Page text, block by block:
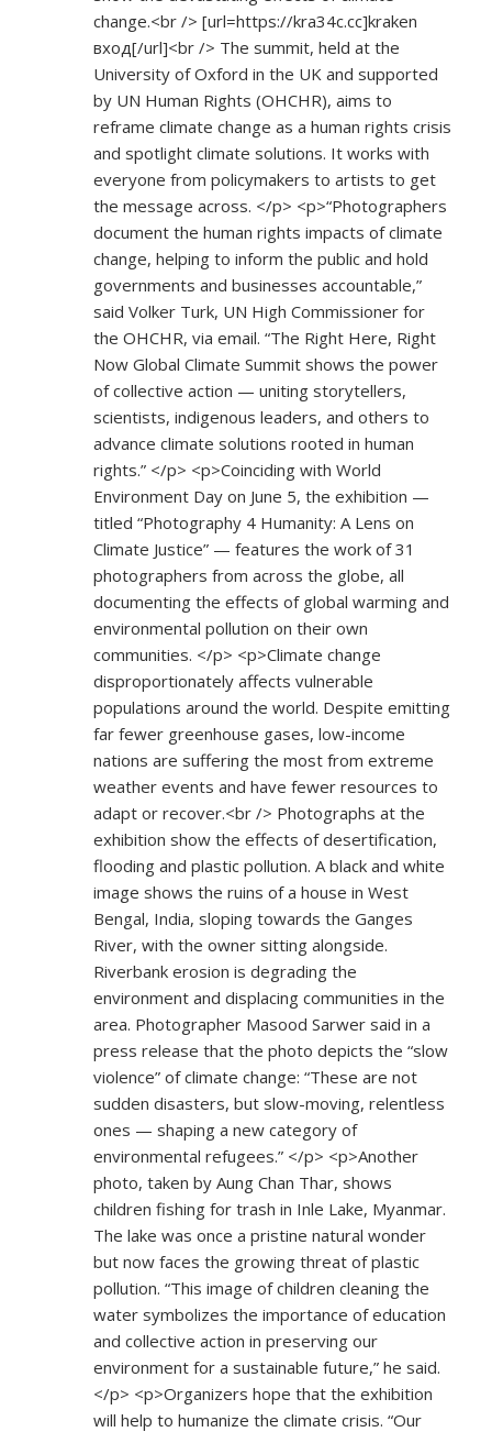
change.<br /> [url=https://kra34c.cc]kraken
вход[/url]<br /> The summit, held at the
University of Oxford in the UK and supported
by UN Human Rights (OHCHR), aims to
reframe climate change as a human rights crisis
and spotlight climate solutions. It works with
everyone from policymakers to artists to get
the message across. </p> <p>“Photographers
document the human rights impacts of climate
change, helping to inform the public and hold
governments and businesses accountable,”
said Volker Turk, UN High Commissioner for
the OHCHR, via email. “The Right Here, Right
Now Global Climate Summit shows the power
of collective action — uniting storytellers,
scientists, indigenous leaders, and others to
advance climate solutions rooted in human
rights.” </p> <p>Coinciding with World
Environment Day on June 5, the exhibition —
titled “Photography 4 Humanity: A Lens on
Climate Justice” — features the work of 31
photographers from across the globe, all
documenting the effects of global warming and
environmental pollution on their own
communities. </p> <p>Climate change
disproportionately affects vulnerable
populations around the world. Despite emitting
far fewer greenhouse gases, low-income
nations are suffering the most from extreme
weather events and have fewer resources to
adapt or recover.<br /> Photographs at the
exhibition show the effects of desertification,
flooding and plastic pollution. A black and white
image shows the ruins of a house in West
Bengal, India, sloping towards the Ganges
River, with the owner sitting alongside.
Riverbank erosion is degrading the
environment and displacing communities in the
area. Photographer Masood Sarwer said in a
press release that the photo depicts the “slow
violence” of climate change: “These are not
sudden disasters, but slow-moving, relentless
ones — shaping a new category of
environmental refugees.” </p> <p>Another
photo, taken by Aung Chan Thar, shows
children fishing for trash in Inle Lake, Myanmar.
The lake was once a pristine natural wonder
but now faces the growing threat of plastic
pollution. “This image of children cleaning the
water symbolizes the importance of education
and collective action in preserving our
environment for a sustainable future,” he said.
</p> <p>Organizers hope that the exhibition
will help to humanize the climate crisis. “Our